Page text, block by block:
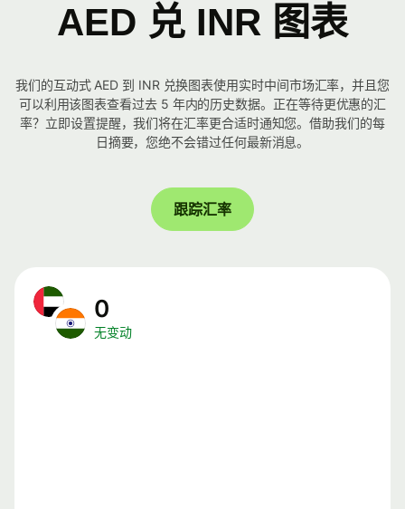
AED 兑 INR 图表
我们的互动式 AED 到 INR 兑换图表使用实时中间市场汇率，并且您
可以利用该图表查看过去 5 年内的历史数据。正在等待更优惠的汇
率？立即设置提醒，我们将在汇率更合适时通知您。借助我们的每
日摘要，您绝不会错过任何最新消息。
跟踪汇率
0
无变动